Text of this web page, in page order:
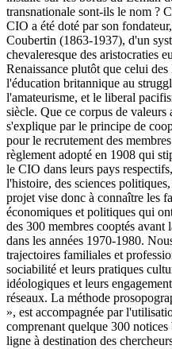
transnationale sont-ils le nom ?
CIO a été doté par son
Coubertin (1863-1937), d'un
chevaleresque des aristocraties
Renaissance plutôt que celui
l'éducation britannique au
l'amateurisme, et le liberal
siècle. Que ce corpus de
s'explique par le principe de
pour le recrutement des
règlement adopté en 1908 qui
le CIO dans leurs pays
l'histoire, des sciences
projet vise donc à connaître les
économiques et politiques qui
des 300 membres cooptés
dans les années 1970-1980.
trajectoires familiales et
sociabilité et leurs pratiques
idéologiques et leurs
réseaux. La méthode
», est accompagnée par
comprenant quelque 300
ligne à destination des